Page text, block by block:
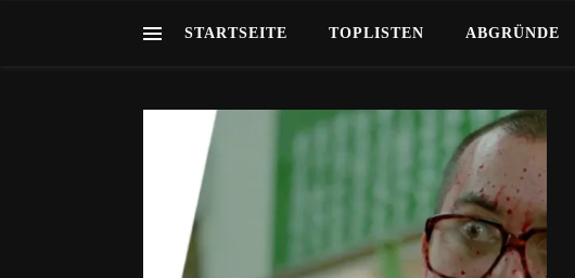
STARTSEITE TOPLISTEN ABGRÜNDE